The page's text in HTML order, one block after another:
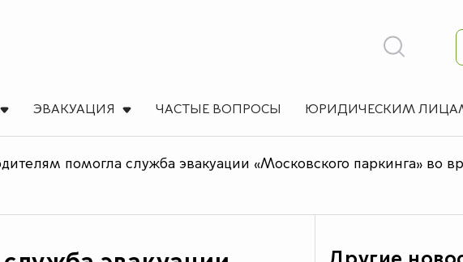
ЭВАКУАЦИЯ ЧАСТЫЕ ВОПРОСЫ ЮРИДИЧЕСКИМ
помогла служба эвакуации «Московского паркинга» во